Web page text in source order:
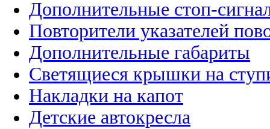
Дополнительные стоп-
Повторители указателей
Дополнительные габариты
Светящиеся крышки на
Накладки на капот
Детские автокресла